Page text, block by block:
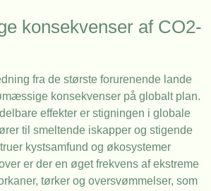
konsekvenser af CO2-
fra de største forurenende lande
konsekvenser på globalt plan.
effekter er stigningen i globale
til smeltende iskapper og stigende
kystsamfund og økosystemer
er der en øget frekvens af ekstreme
tørker og oversvømmelser, som